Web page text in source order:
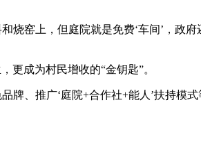
窑上，但庭院就是免费‘车间’，政府
成为村民增收的“金钥匙”。
、推广‘庭院+合作社+能人’扶持模